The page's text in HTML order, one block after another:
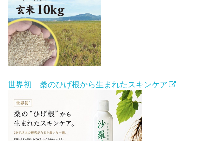
世界初 桑のひげ根から生まれたスキンケア